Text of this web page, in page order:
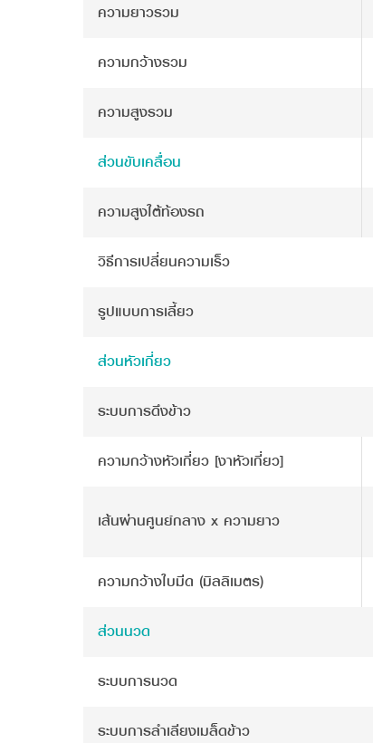
ความยาวรวม
ความกว้างรวม
ความสูงรวม
ส่วนขับเคลื่อน
ความสูงใต้ท้องรถ
วิธีการเปลี่ยนความเร็ว
รูปแบบการเลี้ยว
ส่วนหัวเกี่ยว
ระบบการดึงข้าว
ความกว้างหัวเกี่ยว [งาหัวเกี่ยว]
เส้นผ่านศูนย์กลาง x ความยาว
ความกว้างใบมีด (มิลลิเมตร)
ส่วนนวด
ระบบการนวด
ระบบการลำเลียงเมล็ดข้าว